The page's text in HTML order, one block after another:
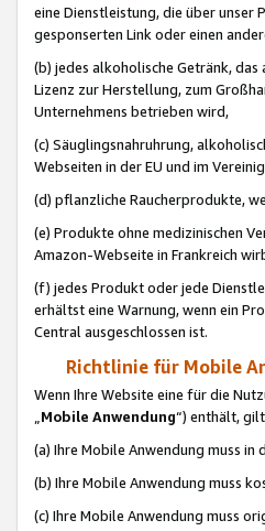
eine Dienstleistung, die über
gesponserten Link oder einen
(b) jedes alkoholische Getränk,
Lizenz zur Herstellung, zum
Unternehmens betrieben wird,
(c) Säuglingsnahruhrung,
Webseiten in der EU und im
(d) pflanzliche Raucherprodukte,
(e) Produkte ohne medizinischen
Amazon-Webseite in Frankreich
(f) jedes Produkt oder jede
erhältst eine Warnung, wenn ein
Central ausgeschlossen ist.
Richtlinie für Mobile
Wenn Ihre Website eine für die
„Mobile Anwendung“) enthält,
(a) Ihre Mobile Anwendung muss
(b) Ihre Mobile Anwendung muss
(c) Ihre Mobile Anwendung muss